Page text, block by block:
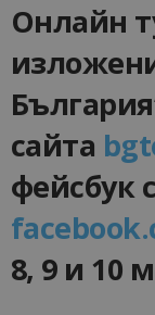
Онлайн
сайта
фейсбук
8, 9 и 10